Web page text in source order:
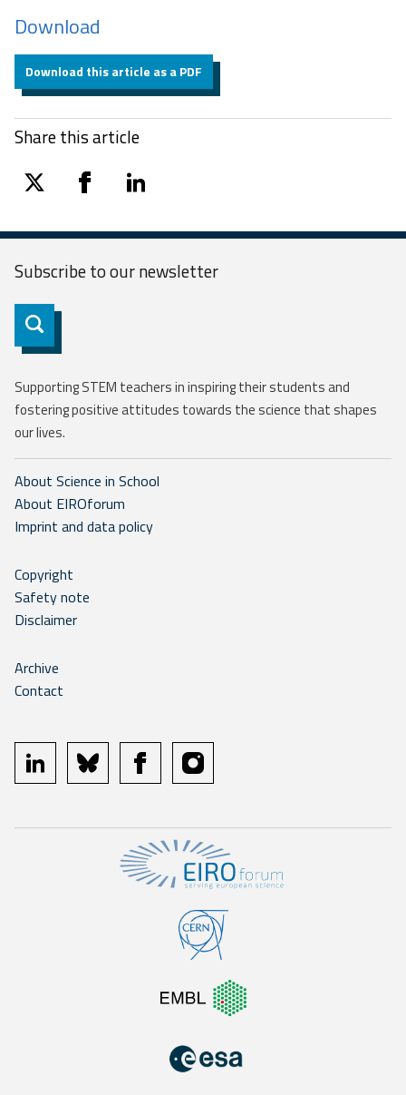
Download
Download this article as a PDF
Share this article
twitter facebooklinkedin
Subscribe to ournewsletter
Subscribe
Supporting STEM teachers in inspiring their students and
fostering positive attitudes towards the science that shapes
our lives.
About Science in School
About EIROforum
Imprint and data policy
Copyright
Safety note
Disclaimer
Archive
Contact
linkedin bluesky facebookinstagram